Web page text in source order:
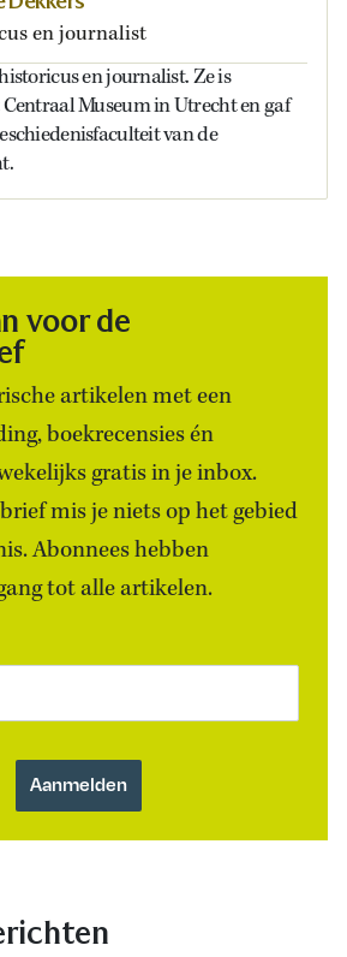
en journalist
en journalist. Ze is
Museum in Utrecht en gaf
van de
voor de
artikelen met een
boekrecensies én
gratis in je inbox.
mis je niets op het gebied
Abonnees hebben
tot alle artikelen.